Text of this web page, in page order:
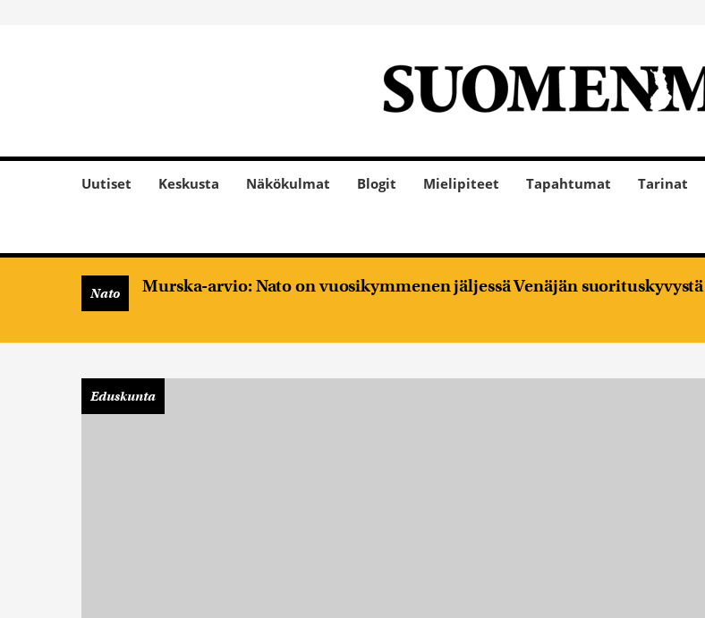
Uutiset Keskusta Näkökulmat Blogit Mielipiteet Tapahtumat Tarinat
Nato Murska-arvio: Nato on vuosikymmenen jäljessä Venäjän suorituskyvystä
Eduskunta